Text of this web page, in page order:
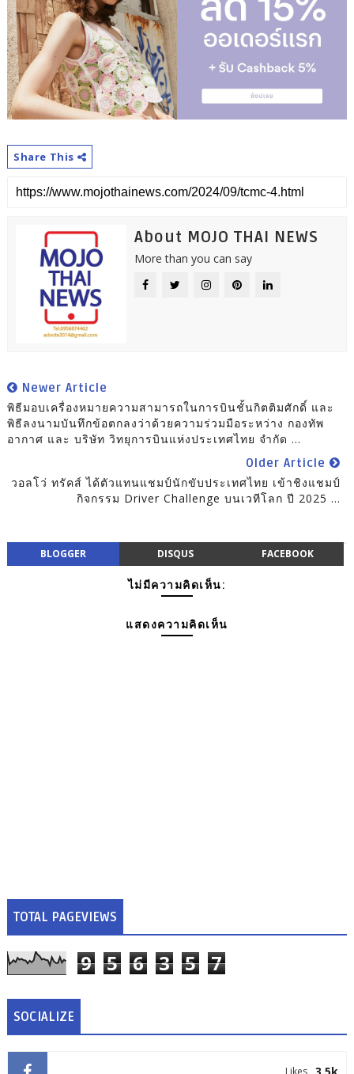
Share This
About MOJO THAI NEWS
More than you can say
Newer Article
พิธีมอบเครื่องหมายความสามารถในการบินชั้นกิตติมศักดิ์ และ
พิธีลงนามบันทึกข้อตกลงว่าด้วยความร่วมมือระหว่าง กองทัพ
อากาศ และ บริษัท วิทยุการบินแห่งประเทศไทย จำกัด ...
Older Article
วอลโว่ ทรัคส์ ได้ตัวแทนแชมป์นักขับประเทศไทย เข้าชิงแชมป์
กิจกรรม Driver Challenge บนเวทีโลก ปี 2025 ...
BLOGGER DISQUS FACEBOOK
ไม่มีความคิดเห็น:
แสดงความคิดเห็น
TOTAL PAGEVIEWS
9 5 6 3 5 7
SOCIALIZE